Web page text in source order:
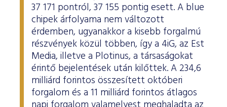
37 171 pontról, 37 155 pontig esett. A blue
chipek árfolyama nem változott
érdemben, ugyanakkor a kisebb forgalmú
részvények közül többen, így a 4iG, az Est
Media, illetve a Plotinus, a társaságokat
érintő bejelentések után kilőttek. A 234,6
milliárd forintos összesített októberi
forgalom és a 11 milliárd forintos átlagos